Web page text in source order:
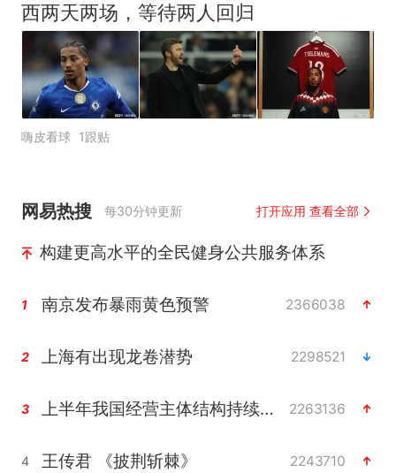
西两天两场，等待两人回归
嗨皮看球 1跟贴
网易热搜 每30分钟更新 打开应用 查看全部
构建更高水平的全民健身公共服务体系
1 南京发布暴雨黄色预警 2366038
2 上海有出现龙卷潜势 2298521
3 上半年我国经营主体结构持续优化 2263136
4 王传君 《披荆斩棘》 2243710